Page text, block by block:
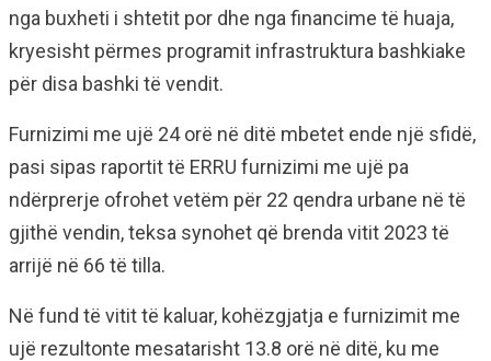
nga buxheti i shtetit por dhe nga financime të huaja,
kryesisht përmes programit infrastruktura bashkiake
për disa bashki të vendit.
Furnizimi me ujë 24 orë në ditë mbetet ende një sfidë,
pasi sipas raportit të ERRU furnizimi me ujë pa
ndërprerje ofrohet vetëm për 22 qendra urbane në të
gjithë vendin, teksa synohet që brenda vitit 2023 të
arrijë në 66 të tilla.
Në fund të vitit të kaluar, kohëzgjatja e furnizimit me
ujë rezultonte mesatarisht 13.8 orë në ditë, ku me